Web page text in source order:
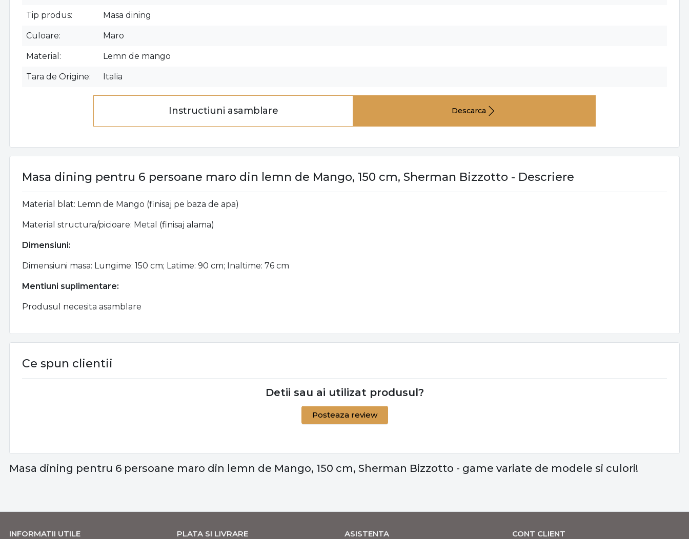
Tip produs Masa dining
Culoare Maro
Material Lemn de mango
Tara de Origine Italia
Instructiuni asamblare Descarca
Masa dining pentru 6 persoane maro din lemn de Mango, 150 cm, Sherman Bizzotto - Descriere
Material blat: Lemn de Mango (finisaj pe baza de apa)
Material structura/picioare: Metal (finisaj alama)
Dimensiuni:
Dimensiuni masa: Lungime: 150 cm; Latime: 90 cm; Inaltime: 76 cm
Mentiuni suplimentare:
Produsul necesita asamblare
Ce spun clientii
Detii sau ai utilizat produsul?
Posteaza review
Masa dining pentru 6 persoane maro din lemn de Mango, 150 cm, Sherman Bizzotto - game variate de modele si culori!
INFORMATII UTILE PLATA SI LIVRARE ASISTENTA CONT CLIENT